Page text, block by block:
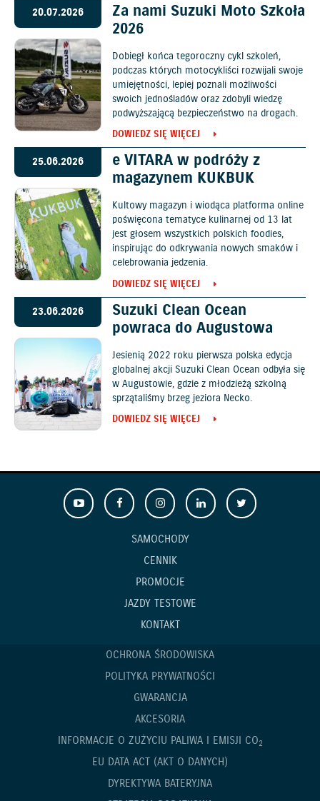
20.07.2026
Za nami Suzuki Moto Szkoła
2026
Dobiegł końca tegoroczny cykl szkoleń,
podczas których motocykliści rozwijali swoje
umiejętności, lepiej poznali możliwości
swoich jednośladów oraz zdobyli wiedzę
podwyższającą bezpieczeństwo na drogach.
DOWIEDZ SIĘ WIĘCEJ
25.06.2026
e VITARA w podróży z
magazynem KUKBUK
Kultowy magazyn i wiodąca platforma online
poświęcona tematyce kulinarnej od 13 lat
jest głosem wszystkich polskich foodies,
inspirując do odkrywania nowych smaków i
celebrowania jedzenia.
DOWIEDZ SIĘ WIĘCEJ
23.06.2026
Suzuki Clean Ocean
powraca do Augustowa
Jesienią 2022 roku pierwsza polska edycja
globalnej akcji Suzuki Clean Ocean odbyła się
w Augustowie, gdzie z młodzieżą szkolną
sprzątaliśmy brzeg jeziora Necko.
DOWIEDZ SIĘ WIĘCEJ
SAMOCHODY
CENNIK
PROMOCJE
JAZDY TESTOWE
KONTAKT
OCHRONA ŚRODOWISKA
POLITYKA PRYWATNOŚCI
GWARANCJA
AKCESORIA
INFORMACJE O ZUŻYCIU PALIWA I EMISJI CO2
EU DATA ACT (AKT O DANYCH)
DYREKTYWA BATERYJNA